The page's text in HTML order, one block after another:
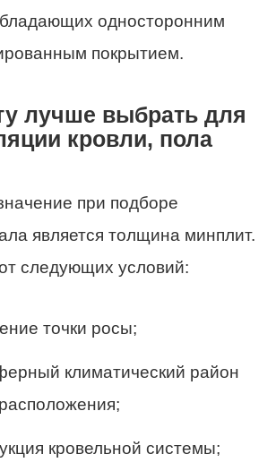
односторонним
покрытием.
лучше выбрать для
кровли, пола
при подборе
является толщина минплит.
следующих условий:
точки росы;
климатический район
кровельной системы;